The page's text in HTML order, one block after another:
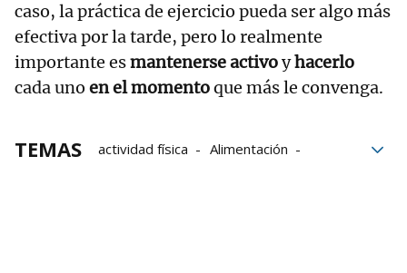
caso, la práctica de ejercicio pueda ser algo más
efectiva por la tarde, pero lo realmente
importante esmantenerse activoyhacerlo
cada uno en el momentoque más le convenga.
TEMAS actividad física
Alimentación